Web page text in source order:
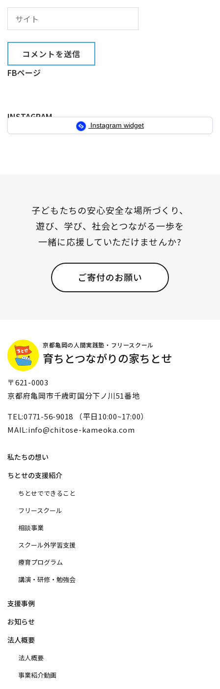
FBページ
INSTAGRAM
Instagram widget
子どもたちの安心安全な場所づくり、
遊び、学び、社会とつながる一歩を
一緒に応援していただけませんか?
ご寄付のお願い
京都亀岡の人間実践塾・フリースクール
育ちとつながりの家ちとせ
〒621-0003
京都府亀岡市千歳町国分下ノ川51番地
TEL:0771-56-9018 （平日10:00~17:00）
MAIL:info@chitose-kameoka.com
私たちの想い
ちとせの支援紹介
ちとせでできること
フリースクール
相談事業
スクール外学習支援
療育プログラム
講演・研修・勉強会
支援事例
お知らせ
法人概要
法人概要
事業紹介動画